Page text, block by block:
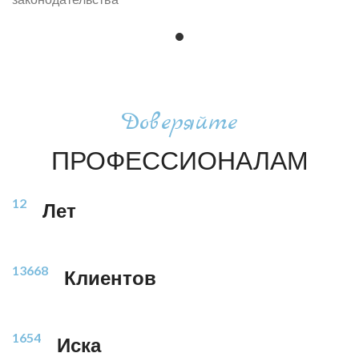
Доверяйте
ПРОФЕССИОНАЛАМ
12 Лет
13668 Клиентов
1654 Иска